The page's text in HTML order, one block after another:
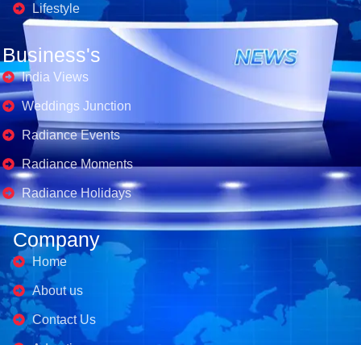
Lifestyle
Business's
India Views
Weddings Junction
Radiance Events
Radiance Moments
Radiance Holidays
Company
Home
About us
Contact Us